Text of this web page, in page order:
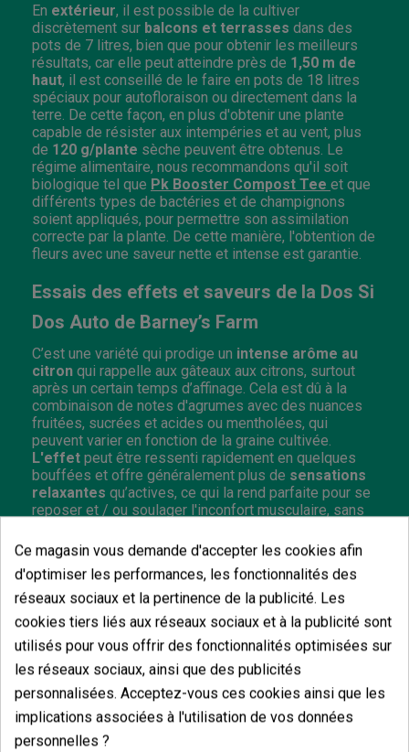
En extérieur, il est possible de la cultiver
discrètement sur balcons et terrasses dans des
pots de 7 litres, bien que pour obtenir les meilleurs
résultats, car elle peut atteindre près de 1,50 m de
haut, il est conseillé de le faire en pots de 18 litres
spéciaux pour autofloraison ou directement dans la
terre. De cette façon, en plus d'obtenir une plante
capable de résister aux intempéries et au vent, plus
de 120 g/plante sèche peuvent être obtenus. Le
régime alimentaire, nous recommandons qu'il soit
biologique tel que Pk Booster Compost Tee et que
différents types de bactéries et de champignons
soient appliqués, pour permettre son assimilation
correcte par la plante. De cette manière, l'obtention de
fleurs avec une saveur nette et intense est garantie.
Essais des effets et saveurs de la Dos Si
Dos Auto de Barney’s Farm
C’est une variété qui prodige un intense arôme au
citron qui rappelle aux gâteaux aux citrons, surtout
après un certain temps d’affinage. Cela est dû à la
combinaison de notes d'agrumes avec des nuances
fruitées, sucrées et acides ou mentholées, qui
peuvent varier en fonction de la graine cultivée.
L'effet peut être ressenti rapidement en quelques
bouffées et offre généralement plus de sensations
relaxantes qu’actives, ce qui la rend parfaite pour se
reposer et / ou soulager l'inconfort musculaire, sans
n'est pas trop intense.
Sativa / Indica:35/65 %
Floraison : 70-75 jours après la germination.
en intérieur et en extérieur 0,80-1,40
m.
Vous aimerez aussi
Ce magasin vous demande d'accepter les cookies afin
d'optimiser les performances, les fonctionnalités des
réseaux sociaux et la pertinence de la publicité. Les
cookies tiers liés aux réseaux sociaux et à la publicité sont
utilisés pour vous offrir des fonctionnalités optimisées sur
les réseaux sociaux, ainsi que des publicités
personnalisées. Acceptez-vous ces cookies ainsi que les
implications associées à l'utilisation de vos données
personnelles ?